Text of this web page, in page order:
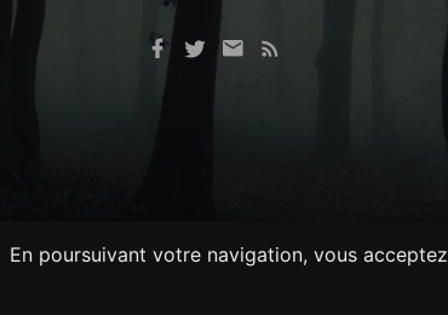
En poursuivant votre navigation, vous